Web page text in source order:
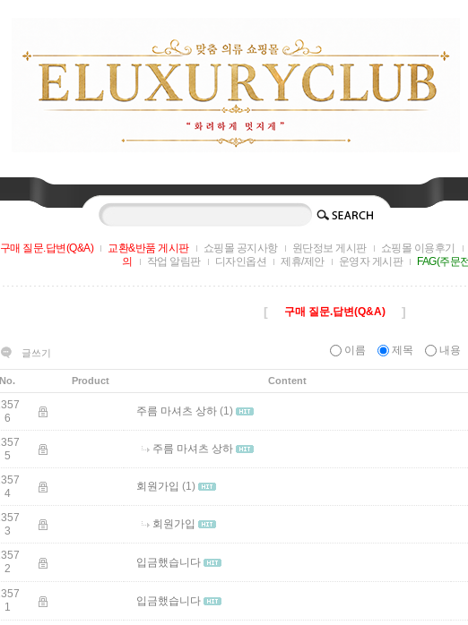
구매 질문.답변(Q&A) 교환&반품 게시판 쇼핑몰 공지사항 원단정보 게시판 쇼핑몰 이용후기
의
작업 알림판 디자인옵션 제휴/제안 운영자 게시판 FAG(주문
[ 구매 질문.답변(Q&A) ]
글쓰기 이름 제목 내용
No. Product Content
6
주름 마셔츠 상하 (1)
5
주름 마셔츠 상하
4
회원가입 (1)
3
회원가입
2
입금했습니다
1
입금했습니다